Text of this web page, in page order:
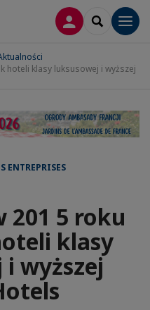
LOGOWANIE
SEARCH
hoteli klasy luksusowej i wyższej
ENTREPRISES
201 5 roku
klasy
wyższej